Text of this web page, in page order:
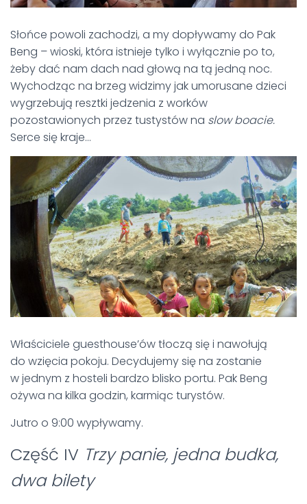
Słońce powoli zachodzi, a my dopływamy do Pak
Beng – wioski, która istnieje tylko i wyłącznie po to,
żeby dać nam dach nad głową na tą jedną noc.
Wychodząc na brzeg widzimy jak umorusane dzieci
wygrzebują resztki jedzenia z worków
pozostawionych przez tustystów na slow boacie.
Serce się kraje…
Właściciele guesthouse’ów tłoczą się i nawołują
do wzięcia pokoju. Decydujemy się na zostanie
w jednym z hosteli bardzo blisko portu. Pak Beng
ożywa na kilka godzin, karmiąc turystów.
Jutro o 9:00 wypływamy.
Część IV Trzy panie, jedna budka,
dwa bilety